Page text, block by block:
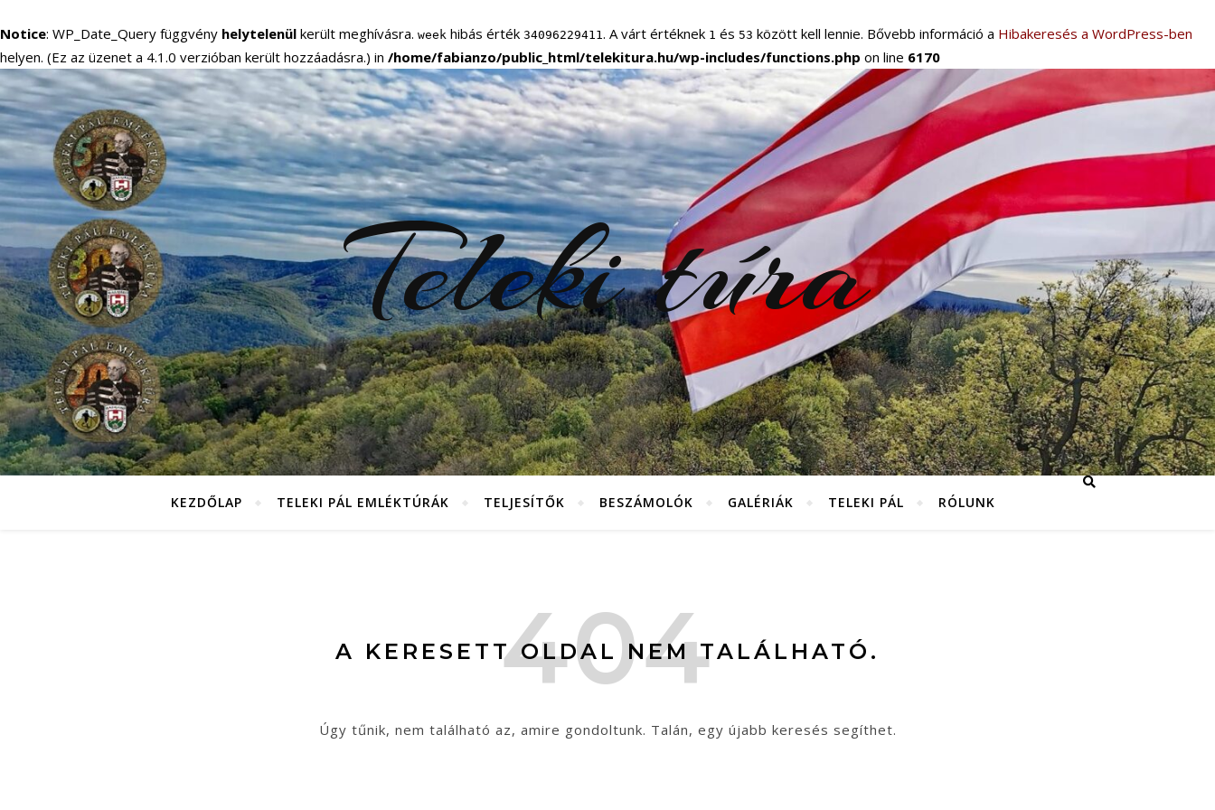
Notice: WP_Date_Query függvény helytelenül került meghívásra. week hibás érték 34096229411. A várt értéknek 1 és 53 között kell lennie. Bővebb információ a Hibakeresés a WordPress-ben
helyen. (Ez az üzenet a 4.1.0 verzióban került hozzáadásra.) in /home/fabianzo/public_html/telekitura.hu/wp-includes/functions.php on line 6170
Teleki túra
KEZDŐLAP TELEKI PÁL EMLÉKTÚRÁK TELJESÍTŐK BESZÁMOLÓK GALÉRIÁK TELEKI PÁL RÓLUNK
A KERESETT OLDAL NEM TALÁLHATÓ.
Úgy tűnik, nem található az, amire gondoltunk. Talán, egy újabb keresés segíthet.